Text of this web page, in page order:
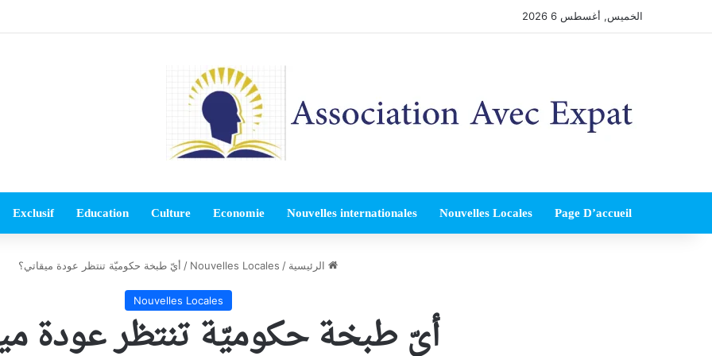
الخميس, أغسطس 6 2026
Page D’accueil
Nouvelles Locales
Nouvelles internationales
Economie
Culture
Education
Exclusif
الرئيسية /
Nouvelles Locales
/ أيّ طبخة حكوميّة تنتظر عودة ميقاتي؟
Nouvelles Locales
أيّ طبخة حكوميّة تنتظر عودة